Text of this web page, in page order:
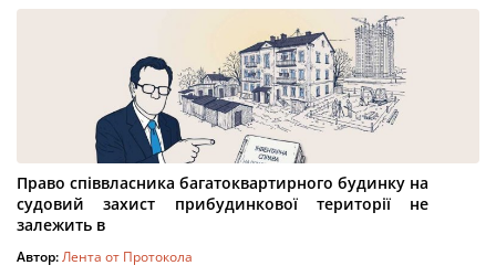
Право співвласника багатоквартирного будинку на
судовий захист прибудинкової території не
залежить в
Автор:Лента от Протокола